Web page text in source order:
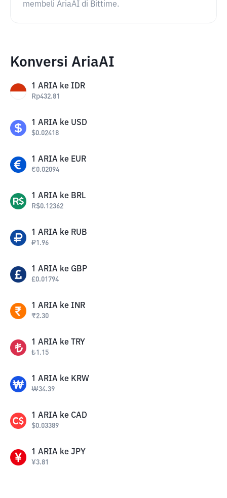
membeli AriaAI di Bittime.
Konversi AriaAI
1 ARIA ke IDR
Rp432.81
1 ARIA ke USD
$0.02418
1 ARIA ke EUR
€0.02094
1 ARIA ke BRL
R$0.12362
1 ARIA ke RUB
₽1.96
1 ARIA ke GBP
£0.01794
1 ARIA ke INR
₹2.30
1 ARIA ke TRY
₺1.15
1 ARIA ke KRW
₩34.39
1 ARIA ke CAD
$0.03389
1 ARIA ke JPY
¥3.81